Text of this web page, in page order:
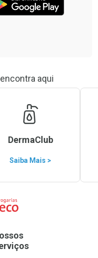
aqui
DermaClub
Saiba Mais >